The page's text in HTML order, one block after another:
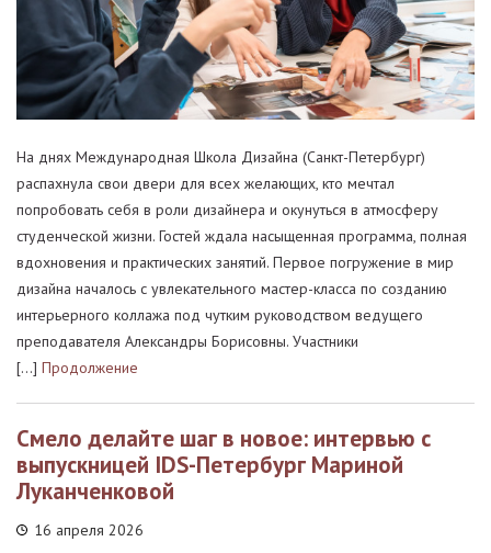
На днях Международная Школа Дизайна (Санкт-Петербург)
распахнула свои двери для всех желающих, кто мечтал
попробовать себя в роли дизайнера и окунуться в атмосферу
студенческой жизни. Гостей ждала насыщенная программа, полная
вдохновения и практических занятий. Первое погружение в мир
дизайна началось с увлекательного мастер-класса по созданию
интерьерного коллажа под чутким руководством ведущего
преподавателя Александры Борисовны. Участники
[…] Продолжение
Смело делайте шаг в новое: интервью с
выпускницей IDS-Петербург Мариной
Луканченковой
16 апреля 2026